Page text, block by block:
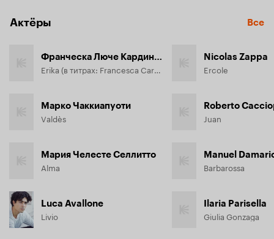
Актёры Все
Франческа Люче Кардинале
Erika (в титрах: Francesca Cardinale)
Марко Чаккиапуоти
Valdès
Мария Челесте Селлитто
Alma
Luca Avallone
Livio
Nicolas Zappa
Ercole
Roberto
Juan
Manuel
Barbarossa
Ilaria Parisella
Giulia Gonzaga